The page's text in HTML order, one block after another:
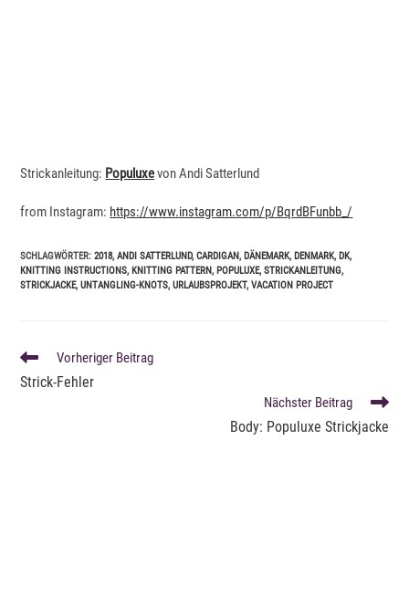
Strickanleitung: Populuxevon Andi Satterlund
from Instagram: https://www.instagram.com/p/BqrdBFunbb_/
SCHLAGWÖRTER:2018, ANDI SATTERLUND, CARDIGAN, DÄNEMARK, DENMARK, DK,
KNITTING INSTRUCTIONS, KNITTING PATTERN, POPULUXE, STRICKANLEITUNG,
STRICKJACKE, UNTANGLING-KNOTS, URLAUBSPROJEKT, VACATION PROJECT
WEITERE
ARTIKEL
ANSEHEN
Vorheriger Beitrag
Strick-Fehler
Nächster Beitrag
Body: Populuxe Strickjacke